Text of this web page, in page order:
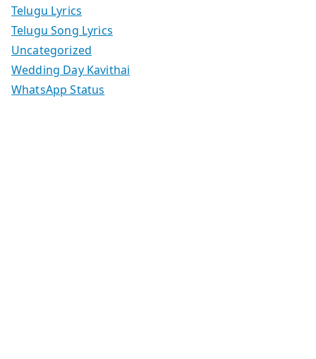
Telugu Lyrics
Telugu Song Lyrics
Uncategorized
Wedding Day Kavithai
WhatsApp Status